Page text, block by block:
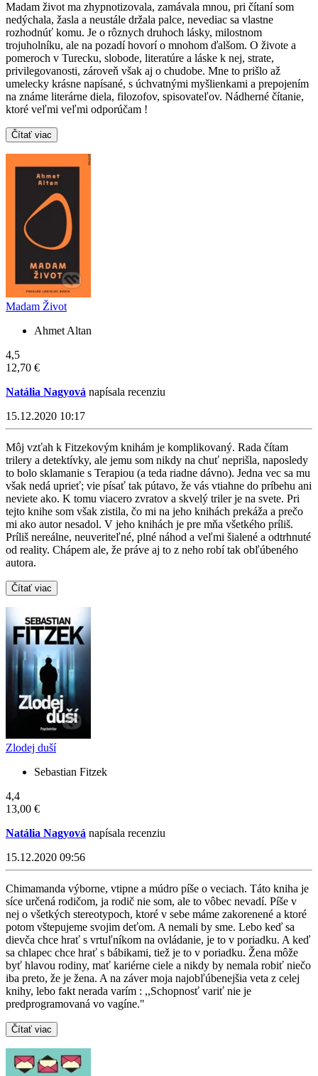
Madam život ma zhypnotizovala, zamávala mnou, pri čítaní som
nedýchala, žasla a neustále držala palce, nevediac sa vlastne
rozhodnúť komu. Je o rôznych druhoch lásky, milostnom
trojuholníku, ale na pozadí hovorí o mnohom ďalšom. O živote a
pomeroch v Turecku, slobode, literatúre a láske k nej, strate,
privilegovanosti, zároveň však aj o chudobe. Mne to prišlo až
umelecky krásne napísané, s úchvatnými myšlienkami a prepojením
na známe literárne diela, filozofov, spisovateľov. Nádherné čítanie,
ktoré veľmi veľmi odporúčam !
Čítať viac
Madam Život
Ahmet Altan
4,5
12,70 €
Natália Nagyová napísala recenziu
15.12.2020 10:17
Môj vzťah k Fitzekovým knihám je komplikovaný. Rada čítam
trilery a detektívky, ale jemu som nikdy na chuť neprišla, naposledy
to bolo sklamanie s Terapiou (a teda riadne dávno). Jedna vec sa mu
však nedá uprieť; vie písať tak pútavo, že vás vtiahne do príbehu ani
neviete ako. K tomu viacero zvratov a skvelý triler je na svete. Pri
tejto knihe som však zistila, čo mi na jeho knihách prekáža a prečo
mi ako autor nesadol. V jeho knihách je pre mňa všetkého príliš.
Príliš nereálne, neuveriteľné, plné náhod a veľmi šialené a odtrhnuté
od reality. Chápem ale, že práve aj to z neho robí tak obľúbeného
autora.
Čítať viac
Zlodej duší
Sebastian Fitzek
4,4
13,00 €
Natália Nagyová napísala recenziu
15.12.2020 09:56
Chimamanda výborne, vtipne a múdro píše o veciach. Táto kniha je
síce určená rodičom, ja rodič nie som, ale to vôbec nevadí. Píše v
nej o všetkých stereotypoch, ktoré v sebe máme zakorenené a ktoré
potom vštepujeme svojim deťom. A nemali by sme. Lebo keď sa
dievča chce hrať s vrtuľníkom na ovládanie, je to v poriadku. A keď
sa chlapec chce hrať s bábikami, tiež je to v poriadku. Žena môže
byť hlavou rodiny, mať kariérne ciele a nikdy by nemala robiť niečo
iba preto, že je žena. A na záver moja najobľúbenejšia veta z celej
knihy, lebo fakt nerada varím : ,,Schopnosť variť nie je
predprogramovaná vo vagíne."
Čítať viac